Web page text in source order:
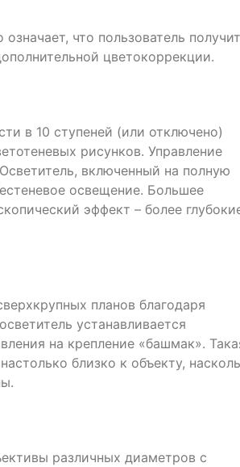
что пользователь получит
цветокоррекции.
в 10 ступеней (или отключено)
рисунков. Управление
включенный на полную
освещение. Большее
эффект – более
планов благодаря
устанавливается
на крепление «башмак».
близко к объекту,
различных диаметров с